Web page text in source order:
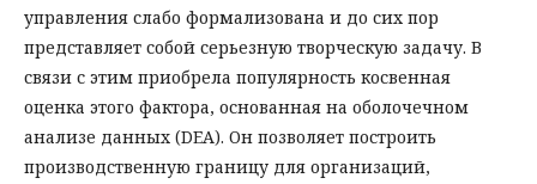
управления слабо формализована и до сих пор
представляет собой серьезную творческую задачу. В
связи с этим приобрела популярность косвенная
оценка этого фактора, основанная на оболочечном
анализе данных (DEA). Он позволяет построить
производственную границу для организаций,